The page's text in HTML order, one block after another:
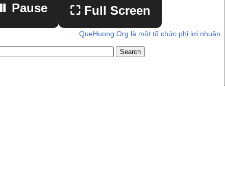
⏸ Pause ⛶ Full Screen
QueHuong.Org là một tổ chức phi lợi nhuận